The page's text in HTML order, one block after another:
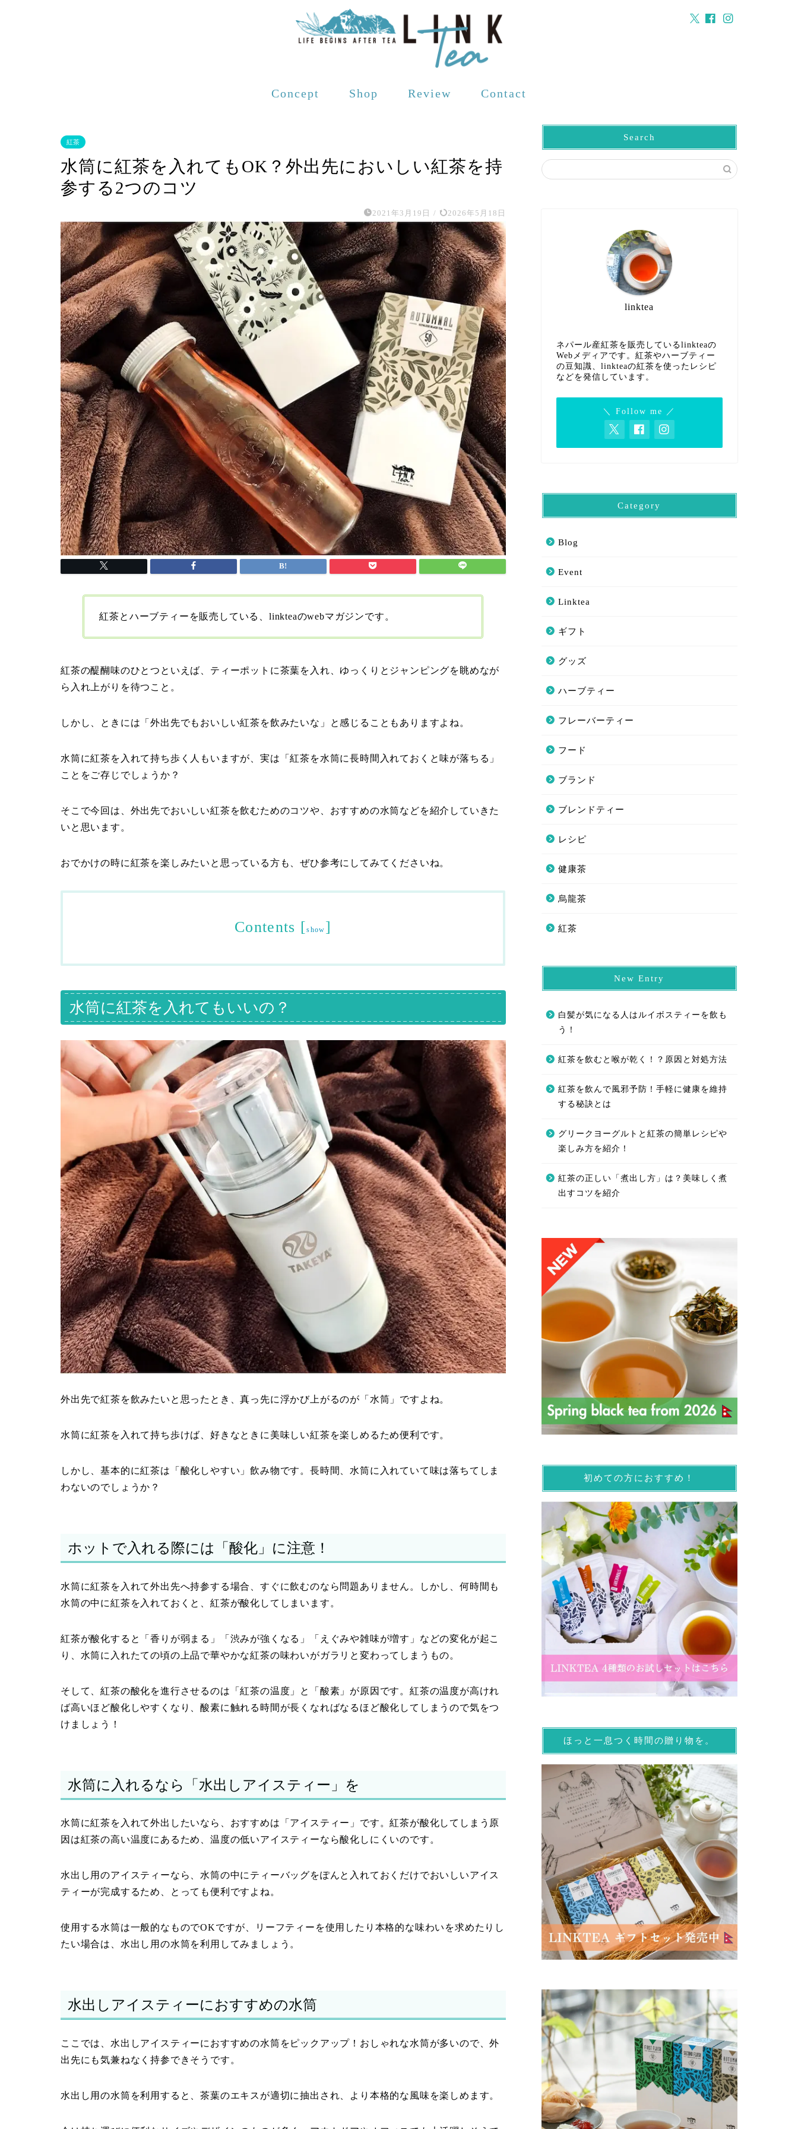
Concept Shop Review Contact
紅茶
水筒に紅茶を入れてもOK？外出先においしい紅茶を持
参する2つのコツ
2021年3月19日 / 2026年5月18日
紅茶とハーブティーを販売している、linkteaのwebマガジンです。
紅茶の醍醐味のひとつといえば、ティーポットに茶葉を入れ、ゆっくりとジャンピングを眺めなが
ら入れ上がりを待つこと。
しかし、ときには「外出先でもおいしい紅茶を飲みたいな」と感じることもありますよね。
水筒に紅茶を入れて持ち歩く人もいますが、実は「紅茶を水筒に長時間入れておくと味が落ちる」
ことをご存じでしょうか？
そこで今回は、外出先でおいしい紅茶を飲むためのコツや、おすすめの水筒などを紹介していきた
いと思います。
おでかけの時に紅茶を楽しみたいと思っている方も、ぜひ参考にしてみてくださいね。
Contents [show ]
水筒に紅茶を入れてもいいの？
外出先で紅茶を飲みたいと思ったとき、真っ先に浮かび上がるのが「水筒」ですよね。
水筒に紅茶を入れて持ち歩けば、好きなときに美味しい紅茶を楽しめるため便利です。
しかし、基本的に紅茶は「酸化しやすい」飲み物です。長時間、水筒に入れていて味は落ちてしま
わないのでしょうか？
ホットで入れる際には「酸化」に注意！
水筒に紅茶を入れて外出先へ持参する場合、すぐに飲むのなら問題ありません。しかし、何時間も
水筒の中に紅茶を入れておくと、紅茶が酸化してしまいます。
紅茶が酸化すると「香りが弱まる」「渋みが強くなる」「えぐみや雑味が増す」などの変化が起こ
り、水筒に入れたての頃の上品で華やかな紅茶の味わいがガラリと変わってしまうもの。
そして、紅茶の酸化を進行させるのは「紅茶の温度」と「酸素」が原因です。紅茶の温度が高けれ
ば高いほど酸化しやすくなり、酸素に触れる時間が長くなればなるほど酸化してしまうので気をつ
けましょう！
水筒に入れるなら「水出しアイスティー」を
水筒に紅茶を入れて外出したいなら、おすすめは「アイスティー」です。紅茶が酸化してしまう原
因は紅茶の高い温度にあるため、温度の低いアイスティーなら酸化しにくいのです。
水出し用のアイスティーなら、水筒の中にティーバッグをぽんと入れておくだけでおいしいアイス
ティーが完成するため、とっても便利ですよね。
使用する水筒は一般的なものでOKですが、リーフティーを使用したり本格的な味わいを求めたりし
たい場合は、水出し用の水筒を利用してみましょう。
水出しアイスティーにおすすめの水筒
ここでは、水出しアイスティーにおすすめの水筒をピックアップ！おしゃれな水筒が多いので、外
出先にも気兼ねなく持参できそうです。
水出し用の水筒を利用すると、茶葉のエキスが適切に抽出され、より本格的な風味を楽しめます。
Search
linktea
ネパール産紅茶を販売しているlinkteaの
Webメディアです。紅茶やハーブティー
の豆知識、linkteaの紅茶を使ったレシピ
などを発信しています。
＼ Follow me ／
Category
Blog
Event
Linktea
ギフト
グッズ
ハーブティー
フレーバーティー
フード
ブランド
ブレンドティー
レシピ
健康茶
烏龍茶
紅茶
New Entry
白髪が気になる人はルイボスティーを飲も
う！
紅茶を飲むと喉が乾く！？原因と対処方法
紅茶を飲んで風邪予防！手軽に健康を維持
する秘訣とは
グリークヨーグルトと紅茶の簡単レシピや
楽しみ方を紹介！
紅茶の正しい「煮出し方」は？美味しく煮
出すコツを紹介
初めての方におすすめ！
ほっと一息つく時間の贈り物を。